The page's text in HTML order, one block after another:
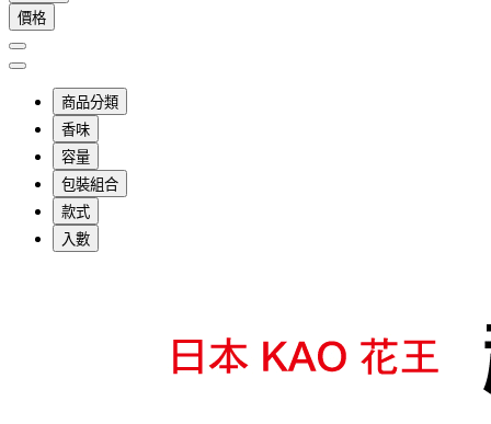
價格
商品分類
香味
容量
包裝組合
款式
入數